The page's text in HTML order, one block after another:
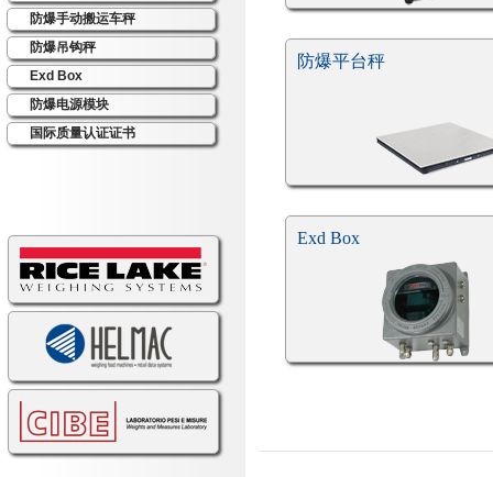
防爆手动搬运车秤
防爆吊钩秤
Exd Box
防爆电源模块
国际质量认证证书
防爆平台秤
Exd Box